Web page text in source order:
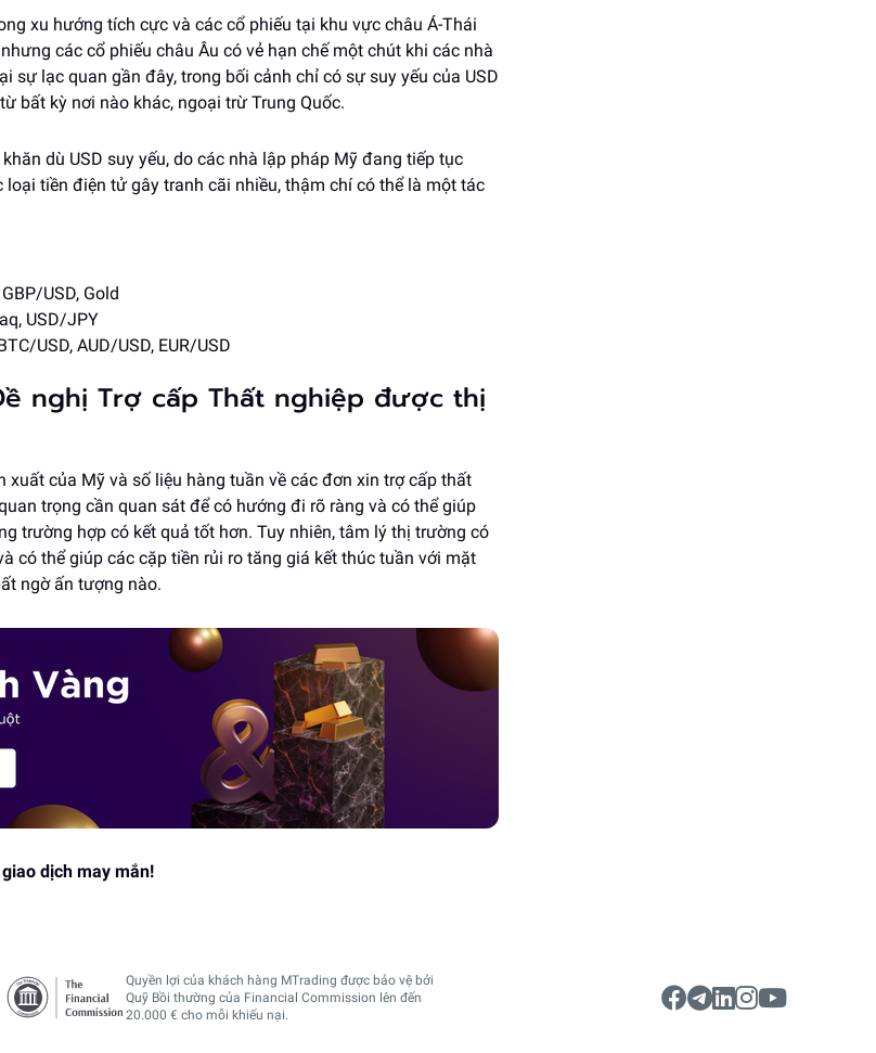
xu hướng tích cực và các cổ phiếu tại khu vực châu Á-Thái
các cổ phiếu châu Âu có vẻ hạn chế một chút khi các nhà
sự lạc quan gần đây, trong bối cảnh chỉ có sự suy yếu của USD
bất kỳ nơi nào khác, ngoại trừ Trung Quốc.
dù USD suy yếu, do các nhà lập pháp Mỹ đang tiếp tục
loại tiền điện tử gây tranh cãi nhiều, thậm chí có thể là một tác
USD, Gold
USD/JPY
USD, AUD/USD, EUR/USD
nghị Trợ cấp Thất nghiệp được thị
xuất của Mỹ và số liệu hàng tuần về các đơn xin trợ cấp thất
trọng cần quan sát để có hướng đi rõ ràng và có thể giúp
trường hợp có kết quả tốt hơn. Tuy nhiên, tâm lý thị trường có
có thể giúp các cặp tiền rủi ro tăng giá kết thúc tuần với mặt
ngờ ấn tượng nào.
dịch may mắn!
Quyền lợi của khách hàng MTrading được bảo vệ bởi
Quỹ Bồi thường của Financial Commission lên đến
20.000 € cho mỗi khiếu nại.